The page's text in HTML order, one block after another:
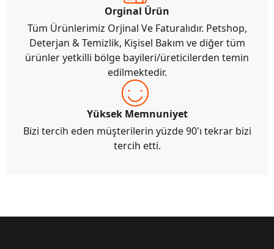
Orginal Ürün
Tüm Ürünlerimiz Orjinal Ve Faturalıdır. Petshop,
Deterjan & Temizlik, Kişisel Bakım ve diğer tüm
ürünler yetkilli bölge bayileri/üreticilerden temin
edilmektedir.
Yüksek Memnuniyet
Bizi tercih eden müşterilerin yüzde 90'ı tekrar bizi
tercih etti.